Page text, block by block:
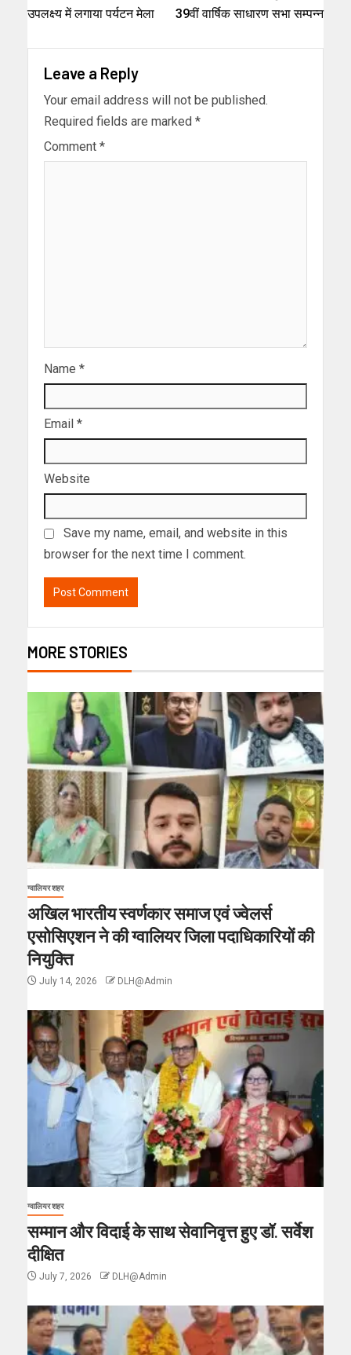
उपलक्ष्य में लगाया पर्यटन मेला
39वीं वार्षिक साधारण सभा सम्पन्न
Leave a Reply
Your email address will not be published.
Required fields are marked *
Comment *
Name *
Email *
Website
Save my name, email, and website in this
browser for the next time I comment.
MORE STORIES
ग्वालियर शहर
अखिल भारतीय स्वर्णकार समाज एवं ज्वेलर्स
एसोसिएशन ने की ग्वालियर जिला पदाधिकारियों की
नियुक्ति
July 14, 2026 DLH@Admin
ग्वालियर शहर
सम्मान और विदाई के साथ सेवानिवृत्त हुए डॉ. सर्वेश
दीक्षित
July 7, 2026 DLH@Admin